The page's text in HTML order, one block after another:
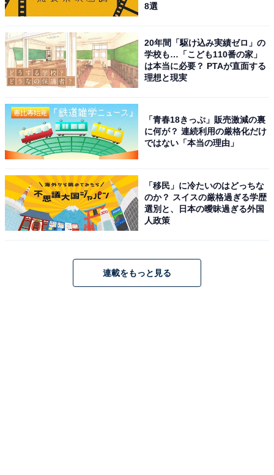
8選
20年間「駆け込み実績ゼロ」の
学校も…「こども110番の家」
は本当に必要？ PTAが直面する
理想と現実
「青春18きっぷ」販売激減の裏
に何が？ 連続利用の厳格化だけ
ではない「本当の理由」
「移民」に冷たいのはどっちな
のか？ スイスの厳格過ぎる学歴
選別と、日本の曖昧過ぎる外国
人政策
連載をもっと見る